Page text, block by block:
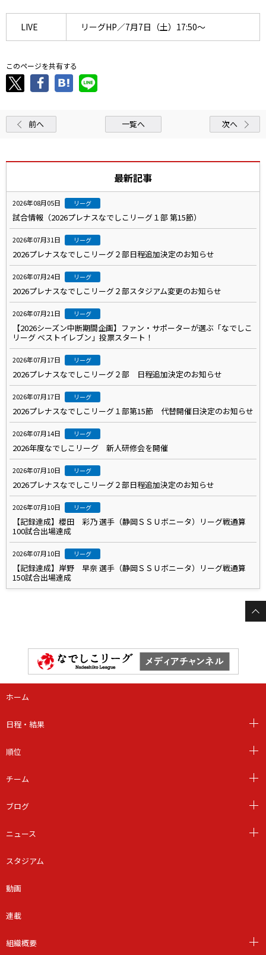
LIVE リーグHP／7月7日（土）17:50～
このページを共有する
前へ 一覧へ 次へ
最新記事
2026年08月05日 リーグ
試合情報（2026プレナスなでしこリーグ１部 第15節）
2026年07月31日 リーグ
2026プレナスなでしこリーグ２部日程追加決定のお知らせ
2026年07月24日 リーグ
2026プレナスなでしこリーグ２部スタジアム変更のお知らせ
2026年07月21日 リーグ
【2026シーズン中断期間企画】ファン・サポーターが選ぶ「なでしこ
リーグ ベストイレブン」投票スタート！
2026年07月17日 リーグ
2026プレナスなでしこリーグ２部 日程追加決定のお知らせ
2026年07月17日 リーグ
2026プレナスなでしこリーグ１部第15節 代替開催日決定のお知らせ
2026年07月14日 リーグ
2026年度なでしこリーグ 新人研修会を開催
2026年07月10日 リーグ
2026プレナスなでしこリーグ２部日程追加決定のお知らせ
2026年07月10日 リーグ
【記録達成】櫻田 彩乃 選手（静岡ＳＳＵボニータ）リーグ戦通算
100試合出場達成
2026年07月10日 リーグ
【記録達成】岸野 早奈 選手（静岡ＳＳＵボニータ）リーグ戦通算
150試合出場達成
ホーム
日程・結果
順位
チーム
ブログ
ニュース
スタジアム
動画
連載
組織概要